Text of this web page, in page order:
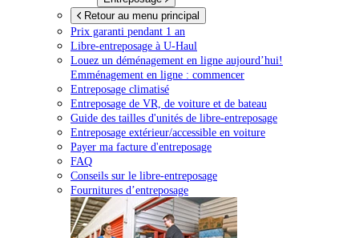
Retour au menu principal
Prix garanti pendant 1 an
Libre-entreposage à U-Haul
Louez un déménagement en ligne aujourd’hui!
Emménagement en ligne : commencer
Entreposage climatisé
Entreposage de VR, de voiture et de bateau
Guide des tailles d'unités de libre-entreposage
Entreposage extérieur/accessible en voiture
Payer ma facture d'entreposage
FAQ
Conseils sur le libre-entreposage
Fournitures d’entreposage